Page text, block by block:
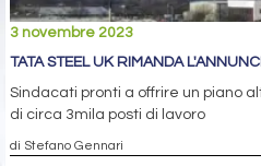
3 novembre 2023
TATA STEEL UK RIMANDA
Sindacati pronti a offrire un piano
di circa 3mila posti di lavoro
di Stefano Gennari